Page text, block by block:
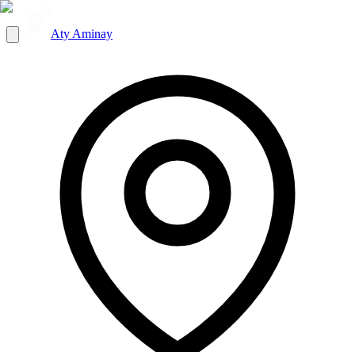
Aty Aminay